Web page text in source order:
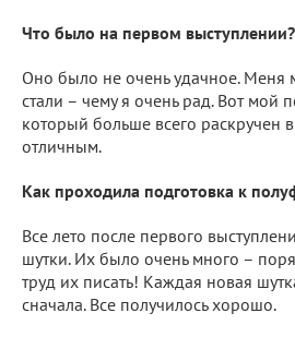
Что было на первом выступлении?
Оно было не очень удачное. Меня
стали – чему я очень рад. Вот мой
который больше всего раскручен
отличным.
Как проходила подготовка к
Все лето после первого
шутки. Их было очень много –
труд их писать! Каждая новая
сначала. Все получилось хорошо.